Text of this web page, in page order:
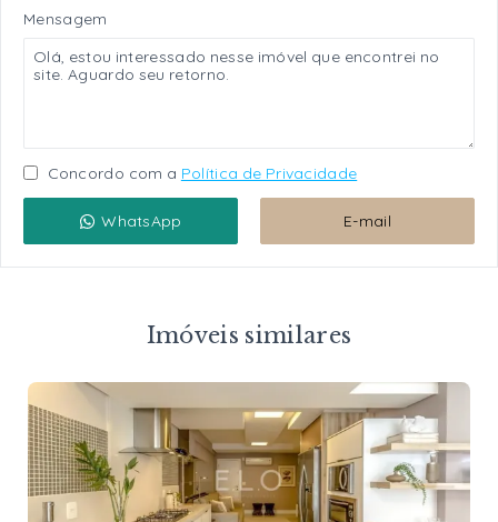
Mensagem
Concordo com a Política de Privacidade
WhatsApp E-mail
Imóveis similares